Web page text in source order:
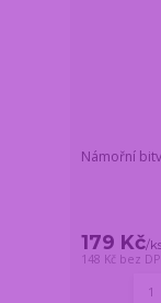
Námořní
179 Kč/
148 Kč bez